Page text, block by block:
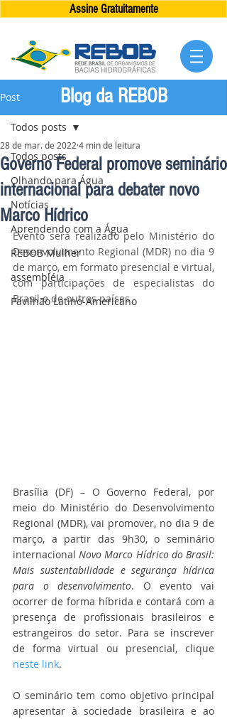
Assine Gratuitamente
Post
Todos posts
Olhando para Água
Notícias
Aprendendo com a Água
REBOB Mulher
assembléia
Pavilhão Latino-Americano
Todos posts
Governo Federal promove seminário
internacional para debater novo
Marco Hídrico
28 de mar. de 2022 4 min de leitura
Evento será realizado pelo Ministério do
Desenvolvimento Regional (MDR) no dia 9
de março, em formato presencial e virtual,
com participações de especialistas do
Brasil e de outros países
Brasília (DF) – O Governo Federal, por
meio do Ministério do Desenvolvimento
Regional (MDR), vai promover, no dia 9 de
março, a partir das 9h30, o seminário
internacional Novo Marco Hídrico do Brasil:
Mais sustentabilidade e segurança hídrica
para o desenvolvimento. O evento vai
ocorrer de forma híbrida e contará com a
presença de profissionais brasileiros e
estrangeiros do setor. Para se inscrever
neste link.
O seminário tem como objetivo principal
apresentar à sociedade brasileira e ao
Blog da REBOB